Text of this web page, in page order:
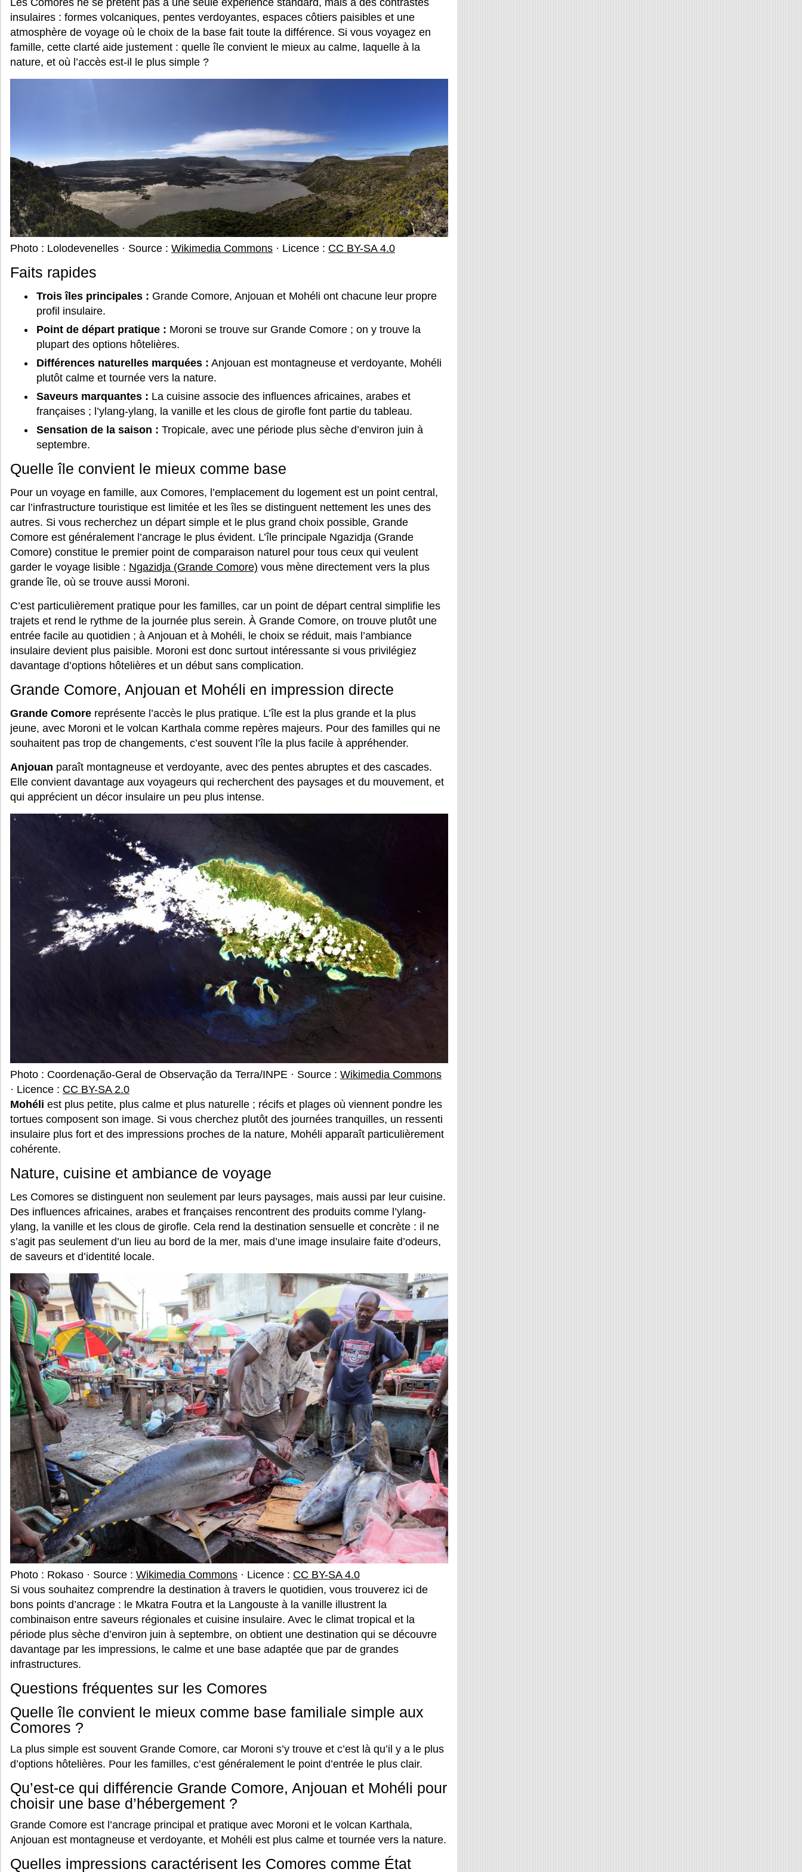
Les Comores ne se prêtent pas à une seule expérience standard, mais à des contrastes
insulaires : formes volcaniques, pentes verdoyantes, espaces côtiers paisibles et une
atmosphère de voyage où le choix de la base fait toute la différence. Si vous voyagez en
famille, cette clarté aide justement : quelle île convient le mieux au calme, laquelle à la
nature, et où l’accès est-il le plus simple ?
Photo : Lolodevenelles · Source : Wikimedia Commons · Licence : CC BY-SA 4.0
Faits rapides
Trois îles principales : Grande Comore, Anjouan et Mohéli ont chacune leur propre
profil insulaire.
Point de départ pratique : Moroni se trouve sur Grande Comore ; on y trouve la
plupart des options hôtelières.
Différences naturelles marquées : Anjouan est montagneuse et verdoyante, Mohéli
plutôt calme et tournée vers la nature.
Saveurs marquantes : La cuisine associe des influences africaines, arabes et
françaises ; l’ylang-ylang, la vanille et les clous de girofle font partie du tableau.
Sensation de la saison : Tropicale, avec une période plus sèche d’environ juin à
septembre.
Quelle île convient le mieux comme base
Pour un voyage en famille, aux Comores, l’emplacement du logement est un point central,
car l’infrastructure touristique est limitée et les îles se distinguent nettement les unes des
autres. Si vous recherchez un départ simple et le plus grand choix possible, Grande
Comore est généralement l’ancrage le plus évident. L’île principale Ngazidja (Grande
Comore) constitue le premier point de comparaison naturel pour tous ceux qui veulent
garder le voyage lisible : Ngazidja (Grande Comore) vous mène directement vers la plus
grande île, où se trouve aussi Moroni.
C’est particulièrement pratique pour les familles, car un point de départ central simplifie les
trajets et rend le rythme de la journée plus serein. À Grande Comore, on trouve plutôt une
entrée facile au quotidien ; à Anjouan et à Mohéli, le choix se réduit, mais l’ambiance
insulaire devient plus paisible. Moroni est donc surtout intéressante si vous privilégiez
davantage d’options hôtelières et un début sans complication.
Grande Comore, Anjouan et Mohéli en impression directe
Grande Comore représente l’accès le plus pratique. L’île est la plus grande et la plus
jeune, avec Moroni et le volcan Karthala comme repères majeurs. Pour des familles qui ne
souhaitent pas trop de changements, c’est souvent l’île la plus facile à appréhender.
Anjouan paraît montagneuse et verdoyante, avec des pentes abruptes et des cascades.
Elle convient davantage aux voyageurs qui recherchent des paysages et du mouvement, et
qui apprécient un décor insulaire un peu plus intense.
Photo : Coordenação-Geral de Observação da Terra/INPE · Source : Wikimedia Commons
· Licence : CC BY-SA 2.0
Mohéli est plus petite, plus calme et plus naturelle ; récifs et plages où viennent pondre les
tortues composent son image. Si vous cherchez plutôt des journées tranquilles, un ressenti
insulaire plus fort et des impressions proches de la nature, Mohéli apparaît particulièrement
cohérente.
Nature, cuisine et ambiance de voyage
Les Comores se distinguent non seulement par leurs paysages, mais aussi par leur cuisine.
Des influences africaines, arabes et françaises rencontrent des produits comme l’ylang-
ylang, la vanille et les clous de girofle. Cela rend la destination sensuelle et concrète : il ne
s’agit pas seulement d’un lieu au bord de la mer, mais d’une image insulaire faite d’odeurs,
de saveurs et d’identité locale.
Photo : Rokaso · Source : Wikimedia Commons · Licence : CC BY-SA 4.0
Si vous souhaitez comprendre la destination à travers le quotidien, vous trouverez ici de
bons points d’ancrage : le Mkatra Foutra et la Langouste à la vanille illustrent la
combinaison entre saveurs régionales et cuisine insulaire. Avec le climat tropical et la
période plus sèche d’environ juin à septembre, on obtient une destination qui se découvre
davantage par les impressions, le calme et une base adaptée que par de grandes
infrastructures.
Questions fréquentes sur les Comores
Quelle île convient le mieux comme base familiale simple aux
Comores ?
La plus simple est souvent Grande Comore, car Moroni s’y trouve et c’est là qu’il y a le plus
d’options hôtelières. Pour les familles, c’est généralement le point d’entrée le plus clair.
Qu’est-ce qui différencie Grande Comore, Anjouan et Mohéli pour
choisir une base d’hébergement ?
Grande Comore est l’ancrage principal et pratique avec Moroni et le volcan Karthala,
Anjouan est montagneuse et verdoyante, et Mohéli est plus calme et tournée vers la nature.
Quelles impressions caractérisent les Comores comme État